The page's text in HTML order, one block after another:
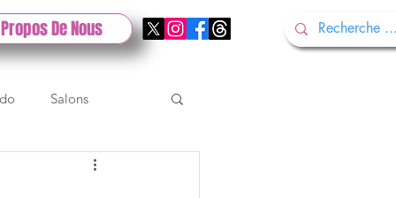
De Nous
Salons
Gamescom